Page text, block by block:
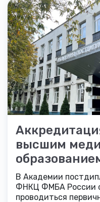
высшим
В Академии
ФНКЦ ФМБА России
проводиться